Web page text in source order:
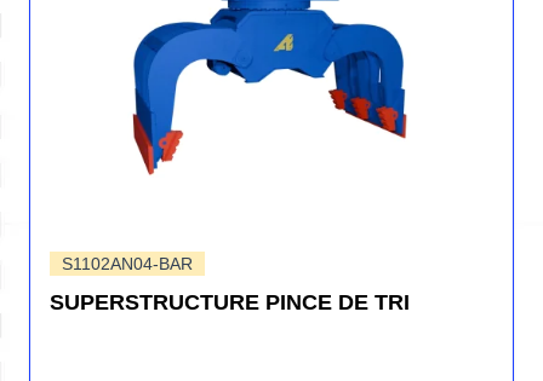
S1102AN04-BAR
SUPERSTRUCTURE PINCE DE TRI